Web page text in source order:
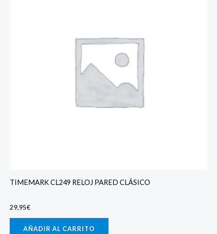
TIMEMARK CL249 RELOJ PARED CLÁSICO
29,95€
AÑADIR AL CARRITO